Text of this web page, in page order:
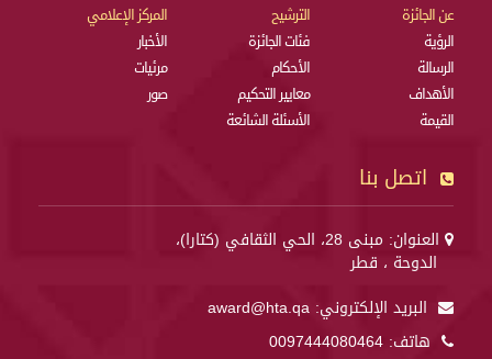
عن الجائزة
الرؤية
الرسالة
الأهداف
القيمة
الترشيح
فئات الجائزة
الأحكام
معايير التحكيم
الأسئلة الشائعة
المركز الإعلامي
الأخبار
مرئيات
صور
اتصل بنا
العنوان: مبنى 28، الحي الثقافي (كتارا)،
الدوحة ، قطر
البريد الإلكتروني: award@hta.qa
هاتف: 0097444080464